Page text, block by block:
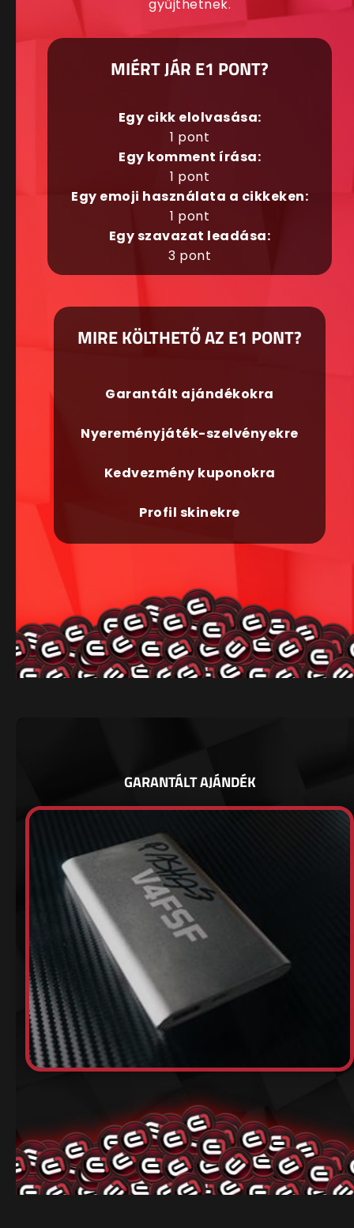
gyűjthetnek.
MIÉRT JÁR E1 PONT?
Egy cikk elolvasása:
1 pont
Egy komment írása:
1 pont
Egy emoji használata a cikkeken:
1 pont
Egy szavazat leadása:
3 pont
MIRE KÖLTHETŐ AZ E1 PONT?
Garantált ajándékokra
Nyereményjáték-szelvényekre
Kedvezmény kuponokra
Profil skinekre
GARANTÁLT AJÁNDÉK